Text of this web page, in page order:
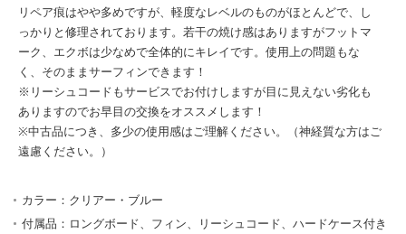
リペア痕はやや多めですが、軽度なレベルのものがほとんどで、し
っかりと修理されております。若干の焼け感はありますがフットマ
ーク、エクボは少なめで全体的にキレイです。使用上の問題もな
く、そのままサーフィンできます！
※リーシュコードもサービスでお付けしますが目に見えない劣化も
ありますのでお早目の交換をオススメします！
※中古品につき、多少の使用感はご理解ください。（神経質な方はご
遠慮ください。）
カラー：クリアー・ブルー
付属品：ロングボード、フィン、リーシュコード、ハードケース付き